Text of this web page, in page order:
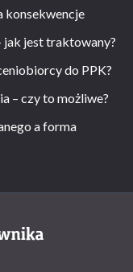
konsekwencje
jak jest traktowany?
do PPK?
– czy to możliwe?
a forma